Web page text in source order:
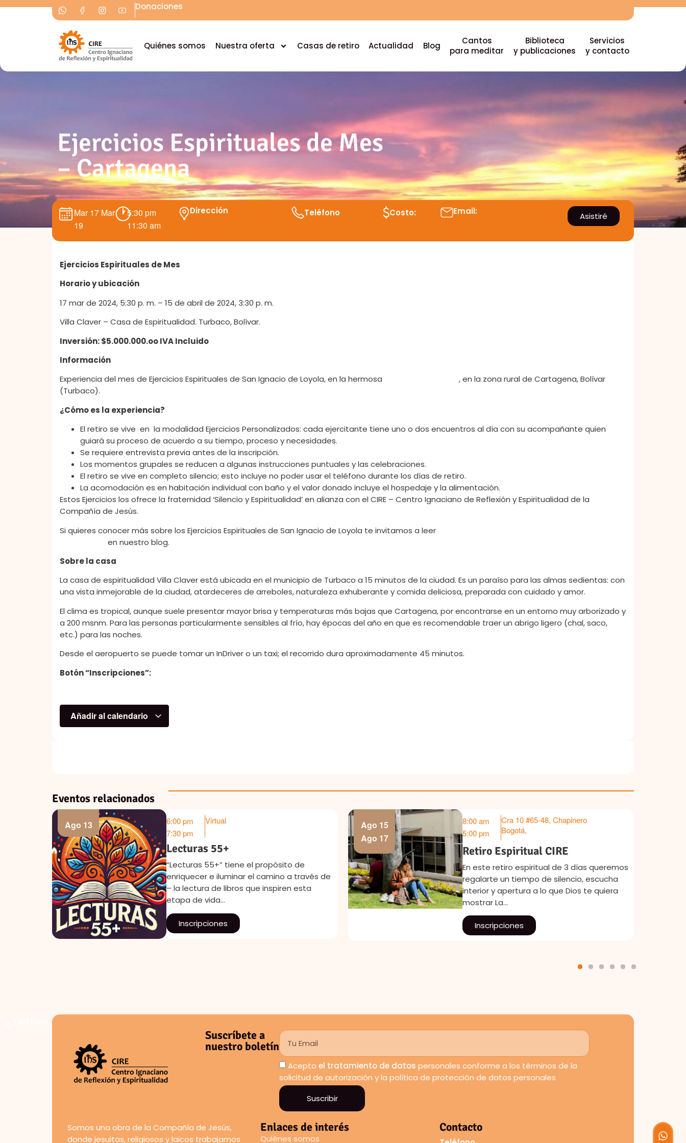
Donaciones
Quiénes somos Nuestra oferta Casas de retiro Actualidad Blog
Cantos
para meditar
Biblioteca
y publicaciones
Servicios
y contacto
Ejercicios Espirituales de Mes
– Cartagena
Mar 17 Mar
19
5:30 pm
11:30 am
Dirección Teléfono Costo: Email: Asistiré
Ejercicios Espirituales de Mes
Horario y ubicación
17 mar de 2024, 5:30 p. m. – 15 de abril de 2024, 3:30 p. m.
Villa Claver – Casa de Espiritualidad. Turbaco, Bolívar.
Inversión: $5.000.000.oo IVA Incluido
Información
Experiencia del mes de Ejercicios Espirituales de San Ignacio de Loyola, en la hermosa
, en la zona rural de Cartagena, Bolívar
(Turbaco).
¿Cómo es la experiencia?
El retiro se vive en la modalidad Ejercicios Personalizados: cada ejercitante tiene uno o dos encuentros al día con su acompañante quien
guiará su proceso de acuerdo a su tiempo, proceso y necesidades.
Se requiere entrevista previa antes de la inscripción.
Los momentos grupales se reducen a algunas instrucciones puntuales y las celebraciones.
El retiro se vive en completo silencio; esto incluye no poder usar el teléfono durante los días de retiro.
La acomodación es en habitación individual con baño y el valor donado incluye el hospedaje y la alimentación.
Estos Ejercicios los ofrece la fraternidad ‘Silencio y Espiritualidad’ en alianza con el CIRE – Centro Ignaciano de Reflexión y Espiritualidad de la
Compañía de Jesús.
Si quieres conocer más sobre los Ejercicios Espirituales de San Ignacio de Loyola te invitamos a leer
en nuestro blog.
Sobre la casa
La casa de espiritualidad Villa Claver está ubicada en el municipio de Turbaco a 15 minutos de la ciudad. Es un paraíso para las almas sedientas: con
una vista inmejorable de la ciudad, atardeceres de arreboles, naturaleza exhuberante y comida deliciosa, preparada con cuidado y amor.
El clima es tropical, aunque suele presentar mayor brisa y temperaturas más bajas que Cartagena, por encontrarse en un entorno muy arborizado y
a 200 msnm. Para las personas particularmente sensibles al frío, hay épocas del año en que es recomendable traer un abrigo ligero (chal, saco,
etc.) para las noches.
Desde el aeropuerto se puede tomar un InDriver o un taxi; el recorrido dura aproximadamente 45 minutos.
Botón “Inscripciones”:
Añadir al calendario
Eventos relacionados
Ago 15
Ago 17
8:00 am
5:00 pm
Cra 10 #65-48, Chapinero
Retiro Espiritual CIRE
En este retiro espiritual de 3 días queremos
regalarte un tiempo de silencio, escucha
interior y apertura a lo que Dios te quiera
mostrar La…
Inscripciones
Ago 29
8:30 am
1:00 pm
Cra 10 #65-48, Chapinero
Bogotá,
Retiro Pedro Arrupe - Agosto
Retiro espiritual de medio día siguiendo el
camino de la Espiritualidad Ignaciana. Retiro
Pedro Arrupe Acompañado por: la
Comunidad de Acompañantes Espirituales
RJI y el…
Inscripciones
3 4 5 6
Suscríbete a
nuestro boletín
Acepto el tratamiento de datos personales conforme a los términos de la
solicitud de autorización y la política de protección de datos personales
Suscribir
Somos una obra de la Compañía de Jesús,
donde jesuitas, religiosos y laicos trabajamos
Enlaces de interés
Quiénes somos
Contacto